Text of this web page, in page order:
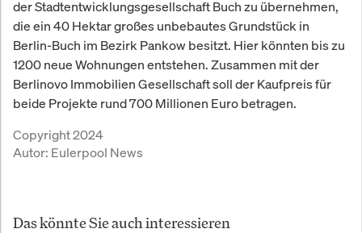
der Stadtentwicklungsgesellschaft Buch zu übernehmen,
die ein 40 Hektar großes unbebautes Grundstück in
Berlin-Buch im Bezirk Pankow besitzt. Hier könnten bis zu
1200 neue Wohnungen entstehen. Zusammen mit der
Berlinovo Immobilien Gesellschaft soll der Kaufpreis für
beide Projekte rund 700 Millionen Euro betragen.
Copyright 2024
Autor: Eulerpool News
Das könnte Sie auch interessieren